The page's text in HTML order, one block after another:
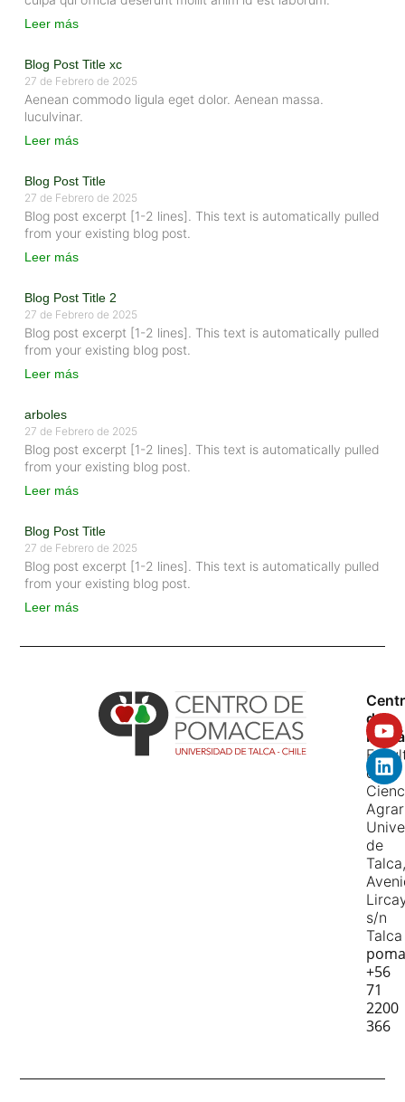
Leer más
Blog Post Title xc
27 de Febrero de 2025
Aenean commodo ligula eget dolor. Aenean massa.
luculvinar.
Leer más
Blog Post Title
27 de Febrero de 2025
Blog post excerpt [1-2 lines]. This text is automatically pulled
from your existing blog post.
Leer más
Blog Post Title 2
27 de Febrero de 2025
Blog post excerpt [1-2 lines]. This text is automatically pulled
from your existing blog post.
Leer más
arboles
27 de Febrero de 2025
Blog post excerpt [1-2 lines]. This text is automatically pulled
from your existing blog post.
Leer más
Blog Post Title
27 de Febrero de 2025
Blog post excerpt [1-2 lines]. This text is automatically pulled
from your existing blog post.
Leer más
de
de
de
s/n
Talca
+56
71
2200
366